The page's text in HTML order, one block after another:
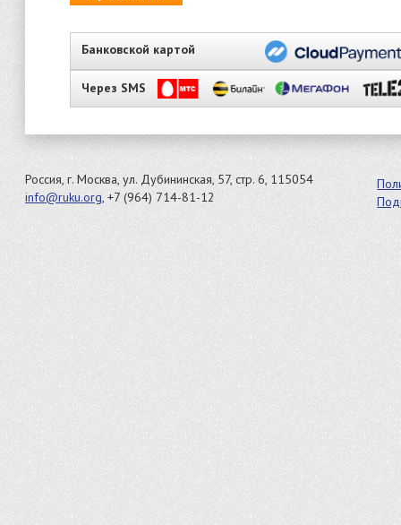
Банковской картой
Через SMS
Россия, г. Москва, ул. Дубининская, 57, стр. 6, 115054
info@ruku.org, +7 (964) 714-81-12